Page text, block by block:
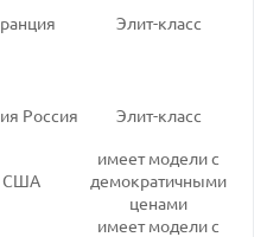
Элит-класс
Россия Элит-класс
США
имеет модели с
демократичными
ценами
имеет модели с